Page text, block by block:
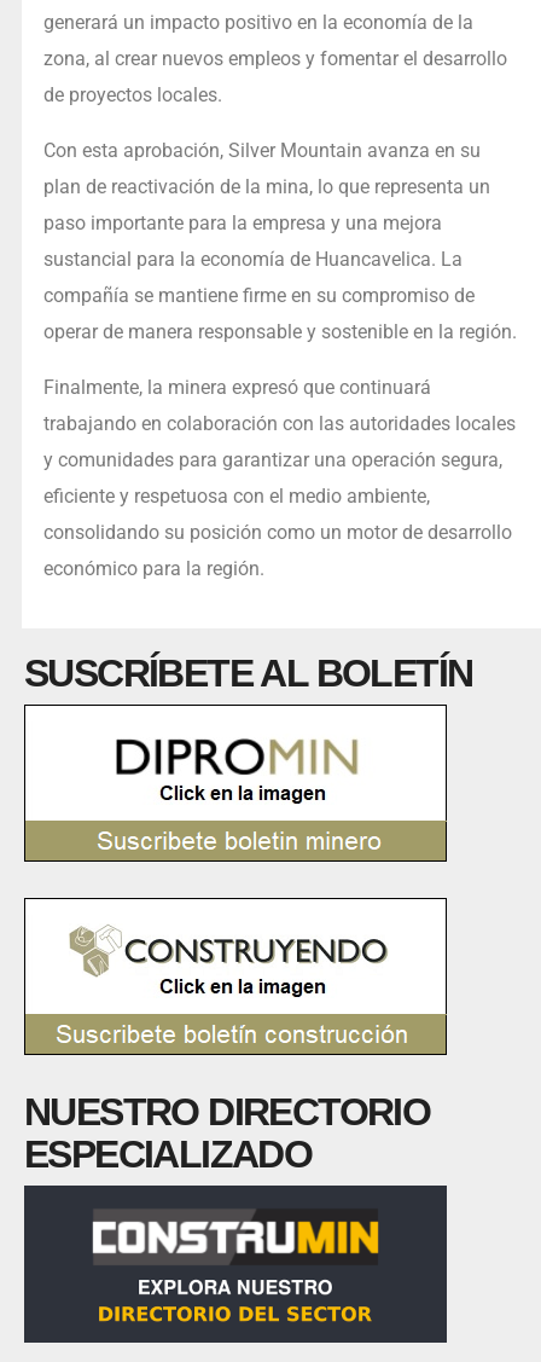
generará un impacto positivo en la economía de la
zona, al crear nuevos empleos y fomentar el desarrollo
de proyectos locales.
Con esta aprobación, Silver Mountain avanza en su
plan de reactivación de la mina, lo que representa un
paso importante para la empresa y una mejora
sustancial para la economía de Huancavelica. La
compañía se mantiene firme en su compromiso de
operar de manera responsable y sostenible en la región.
Finalmente, la minera expresó que continuará
trabajando en colaboración con las autoridades locales
y comunidades para garantizar una operación segura,
eficiente y respetuosa con el medio ambiente,
consolidando su posición como un motor de desarrollo
económico para la región.
SUSCRÍBETE AL BOLETÍN
NUESTRO DIRECTORIO
ESPECIALIZADO